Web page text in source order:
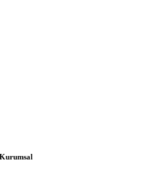
Kurumsal